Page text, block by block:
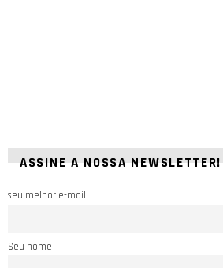
ASSINE A NOSSA NEWSLETTER!
seu melhor e-mail
Seu nome